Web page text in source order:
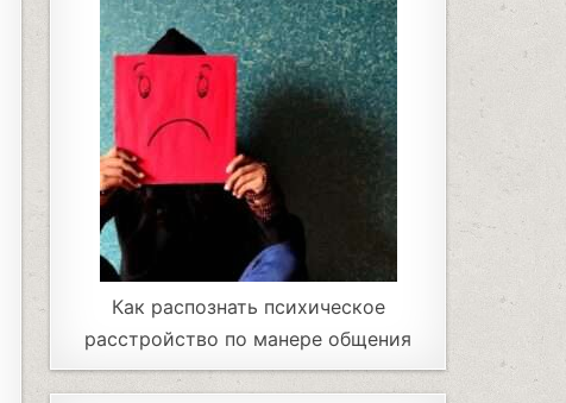
Как распознать психическое
расстройство по манере общения